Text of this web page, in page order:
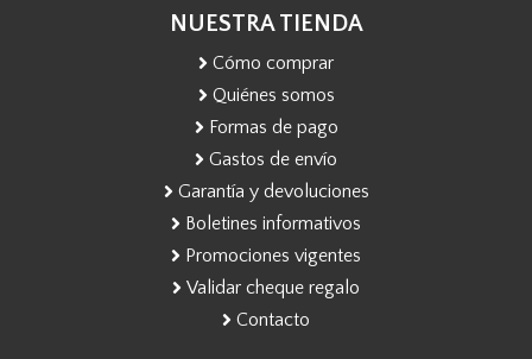
NUESTRA TIENDA
Cómo comprar
Quiénes somos
Formas de pago
Gastos de envío
Garantía y devoluciones
Boletines informativos
Promociones vigentes
Validar cheque regalo
Contacto